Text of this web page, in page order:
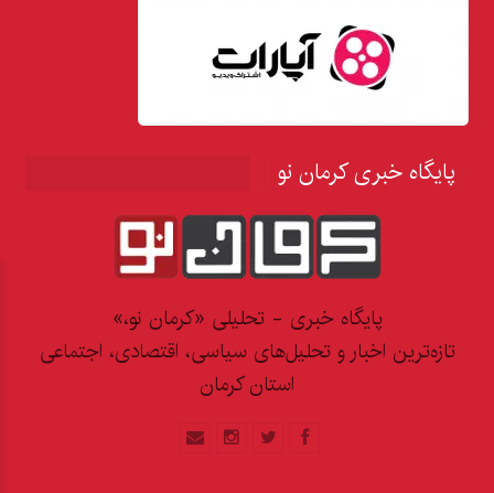
پایگاه خبری کرمان نو
پایگاه خبری - تحلیلی «کرمان نو،»
تازه‌ترین اخبار و تحلیل‌های سیاسی، اقتصادی، اجتماعی
استان کرمان